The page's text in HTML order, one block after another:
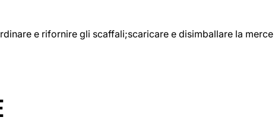
e rifornire gli scaffali;scaricare e disimballare la